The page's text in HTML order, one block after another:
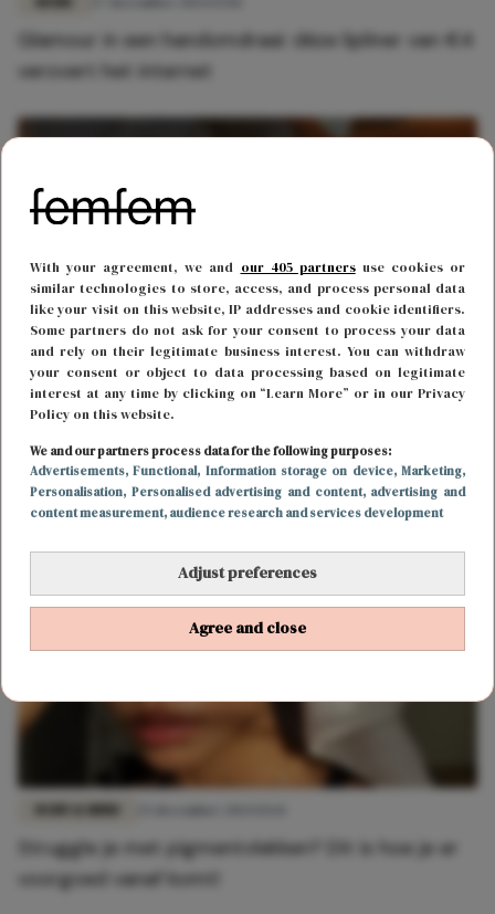
With your agreement, we and our 405 partnersuse cookies or
similar technologies to store, access, and process personal data
like your visit on this website, IP addresses and cookie identifiers.
Some partners do not ask for your consent to process your data
and rely on their legitimate business interest. You can withdraw
your consent or object to data processing based on legitimate
interest at any time by clicking on “Learn More” or in our Privacy
Policy on this website.
We and our partners process data for the following purposes:
Advertisements, Functional, Information storage on device, Marketing,
Personalisation, Personalised advertising and content, advertising and
content measurement, audience research and services development
Adjust preferences
Agree and close
Glamour in een handomdraai: déze lipliner van €4
verovert het internet
LIEFDE 26 december 2024 18:54
Razend snel verliefd? Dit zijn de voor- en nadelen!
Struggle je met pigmentvlekken? Dit is hoe je er
voorgoed vanaf komt!